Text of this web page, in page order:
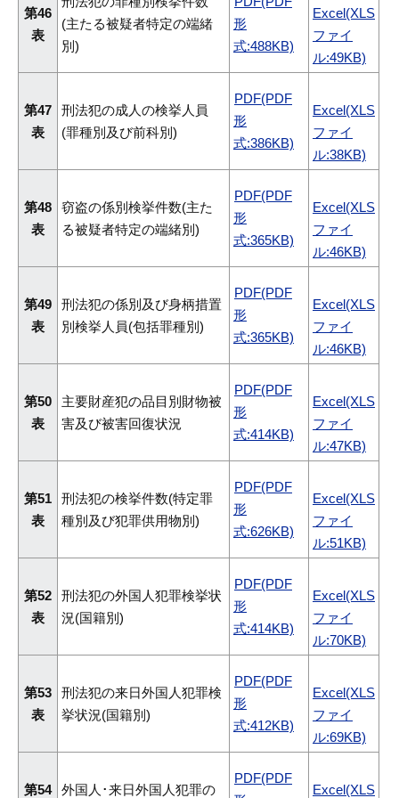
第46
表
(主たる被疑者特定の端緒
別)
形
式:488KB)
Excel(XLS
ファイ
ル:49KB)
第47
表
刑法犯の成人の検挙人員
(罪種別及び前科別)
PDF(PDF
形
式:386KB)
Excel(XLS
ファイ
ル:38KB)
第48
表
窃盗の係別検挙件数(主た
る被疑者特定の端緒別)
PDF(PDF
形
式:365KB)
Excel(XLS
ファイ
ル:46KB)
第49
表
刑法犯の係別及び身柄措置
別検挙人員(包括罪種別)
PDF(PDF
形
式:365KB)
Excel(XLS
ファイ
ル:46KB)
第50
表
主要財産犯の品目別財物被
害及び被害回復状況
PDF(PDF
形
式:414KB)
Excel(XLS
ファイ
ル:47KB)
第51
表
刑法犯の検挙件数(特定罪
種別及び犯罪供用物別)
PDF(PDF
形
式:626KB)
Excel(XLS
ファイ
ル:51KB)
第52
表
刑法犯の外国人犯罪検挙状
況(国籍別)
PDF(PDF
形
式:414KB)
Excel(XLS
ファイ
ル:70KB)
第53
表
刑法犯の来日外国人犯罪検
挙状況(国籍別)
PDF(PDF
形
式:412KB)
Excel(XLS
ファイ
ル:69KB)
第54 外国人･来日外国人犯罪の
PDF(PDF
Excel(XLS